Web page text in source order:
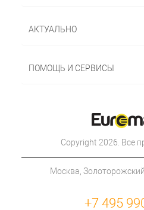
АКТУАЛЬНО
ПОМОЩЬ И СЕРВИСЫ
Copyright 2026. Все
Москва,
+7 495